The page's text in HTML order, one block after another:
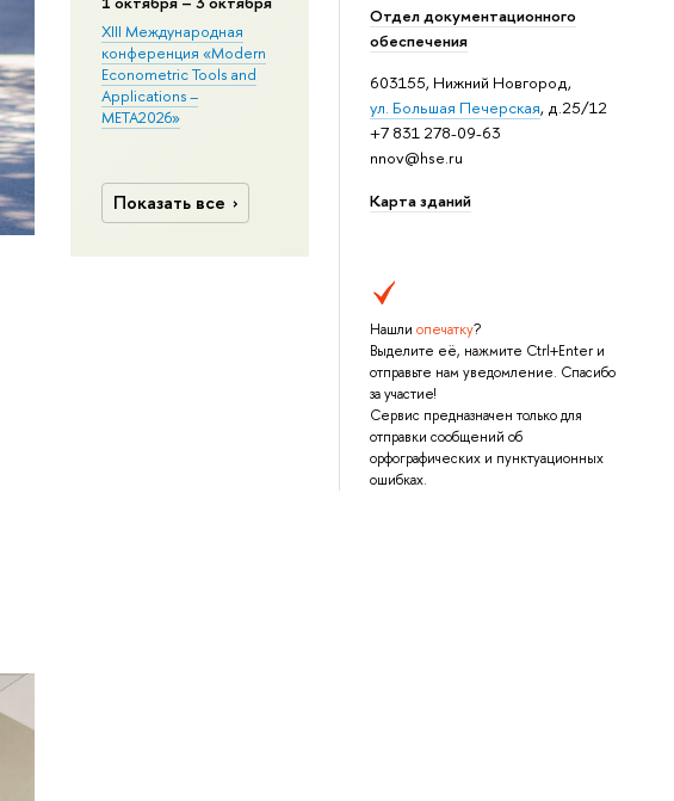
Отдел документационного
обеспечения
603155, Нижний Новгород,
ул. Большая Печерская, д.25/12
+7 831 278-09-63
nnov@hse.ru
Карта зданий
Нашли опечатку?
Выделите её, нажмите Ctrl+Enter и
отправьте нам уведомление. Спасибо
за участие!
Сервис предназначен только для
отправки сообщений об
орфографических и пунктуационных
ошибках.
XIII Международная
конференция «Modern
Econometric Tools and
Applications –
META2026»
Показать все